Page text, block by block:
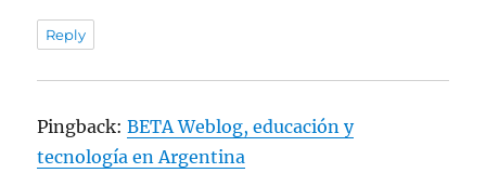
Reply
Pingback:BETA Weblog, educación y
tecnología en Argentina